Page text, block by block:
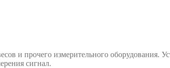
и прочего измерительного оборудования.
сигнал.